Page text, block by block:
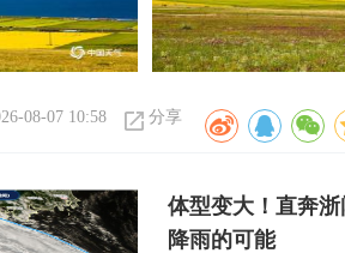
08-07 10:58 分享
体型变大！直奔
降雨的可能